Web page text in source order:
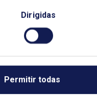
Dirigidas
Permitir todas